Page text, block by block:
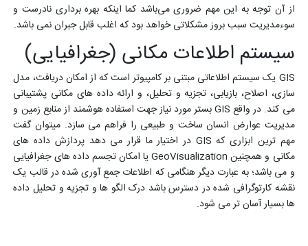
از آن توجه به این مهم ضروری می‌باشد کما اینکه بهره برداری نادرست و
سوءمدیریت سبب بروز مشکلاتی خواهد بود که اغلب قابل جبران نمی باشد.
سیستم اطلاعات مکانی (جغرافیایی)
GIS یک سیستم اطلاعاتی مبتنی بر کامپیوتر است که از امکان دریافت، مدل
سازی، اصلاح، بازیابی، تجزیه و تحلیل، و ارائه داده های مکانی پشتیبانی
می کند. در واقع GIS بستر مورد نیاز جهت استفاده هوشمند از منابع زمین و
مدیریت عوارض انسان ساخت و طبیعی را فراهم می سازد. میتوان گفت
مهم ترین ابزاری که GIS در اختیار ما قرار می دهد پردازش داده های
مکانی و همچنین GeoVisualization یا امکان تجسم داده های جغرافیایی
و می باشد؛ به عبارت دیگر هنگامی که اطلاعات جمع آوری شده در قالب یک
نقشه کارتوگرافی شده در دسترس باشد درک الگو ها و تجزیه و تحلیل داده
ها بسیار آسان تر می شود.